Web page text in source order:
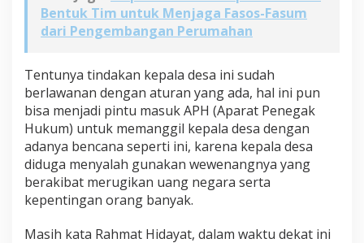
Bentuk Tim untuk Menjaga Fasos-Fasum
dari Pengembangan Perumahan
Tentunya tindakan kepala desa ini sudah
berlawanan dengan aturan yang ada, hal ini pun
bisa menjadi pintu masuk APH (Aparat Penegak
Hukum) untuk memanggil kepala desa dengan
adanya bencana seperti ini, karena kepala desa
diduga menyalah gunakan wewenangnya yang
berakibat merugikan uang negara serta
kepentingan orang banyak.
Masih kata Rahmat Hidayat, dalam waktu dekat ini